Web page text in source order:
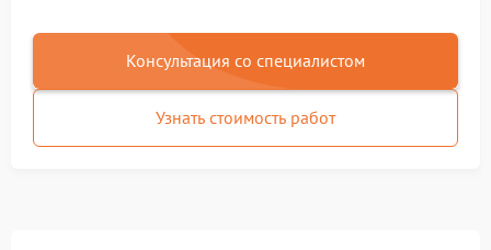
Консультация со специалистом
Узнать стоимость работ